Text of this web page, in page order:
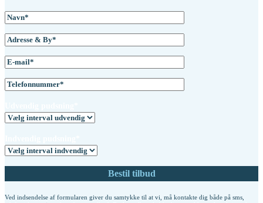
Ved indsendelse af formularen giver du samtykke til at vi, må kontakte dig både på sms,